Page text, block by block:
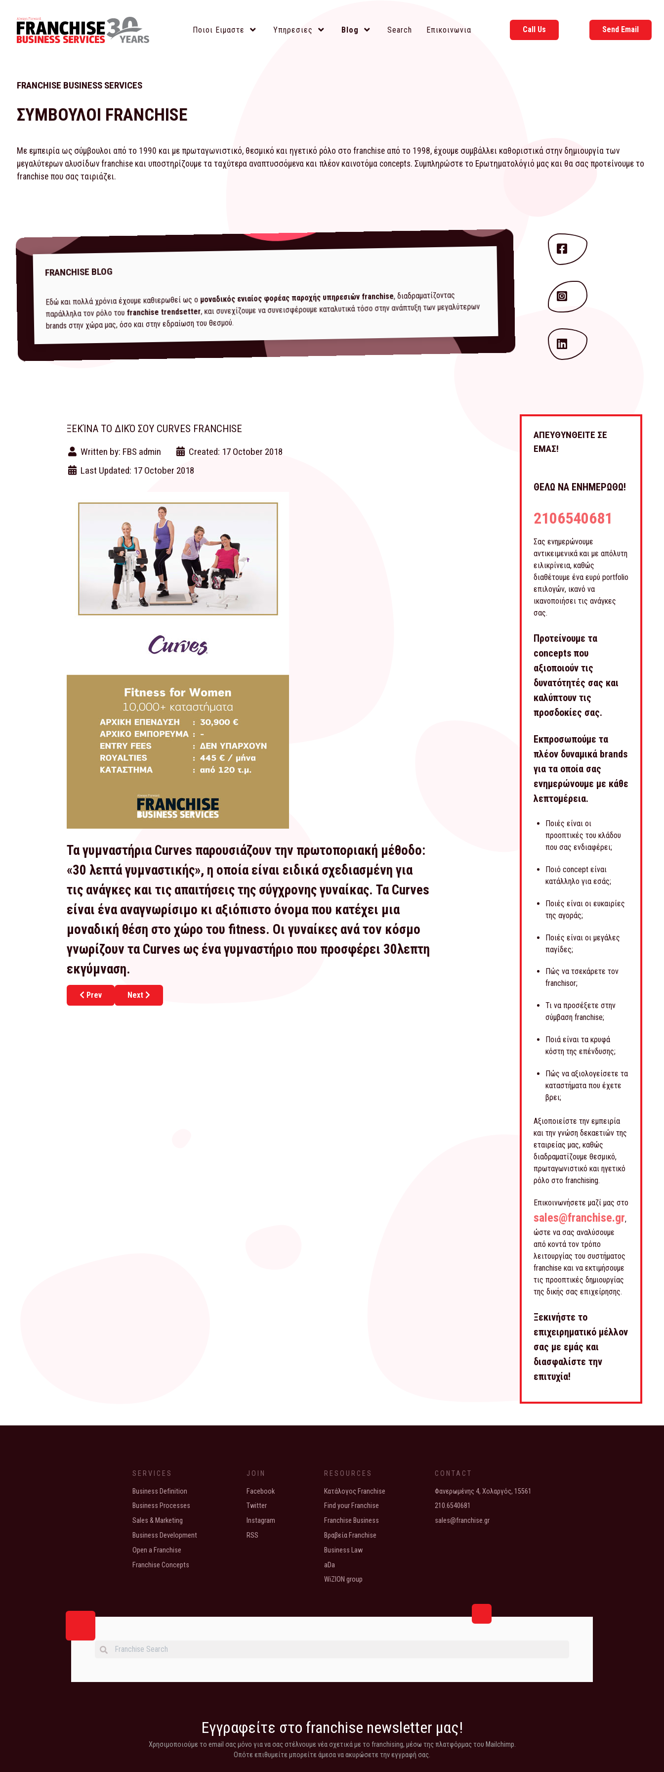
Ποιοι Ειμαστε Υπηρεσιες Blog Search Επικοινωνια Call Us Send Email
FRANCHISE BUSINESS SERVICES
ΣΥΜΒΟΥΛΟΙ FRANCHISE
Με εμπειρία ως σύμβουλοι από το 1990 και με πρωταγωνιστικό, θεσμικό και ηγετικό ρόλο στο franchise από το 1998, έχουμε συμβάλλει καθοριστικά στην δημιουργία των
μεγαλύτερων αλυσίδων franchise και υποστηρίζουμε τα ταχύτερα αναπτυσσόμενα και πλέον καινοτόμα concepts. Συμπληρώστε το Ερωτηματολόγιό μας και θα σας προτείνουμε το
franchise που σας ταιριάζει.
FRANCHISE BLOG
Εδώ και πολλά χρόνια έχουμε καθιερωθεί ως ο μοναδικός ενιαίος φορέας παροχής υπηρεσιών franchise, διαδραματίζοντας
παράλληλα τον ρόλο του franchise trendsetter, και συνεχίζουμε να συνεισφέρουμε καταλυτικά τόσο στην ανάπτυξη των μεγαλύτερων
brands στην χώρα μας, όσο και στην εδραίωση του θεσμού.
ΞΕΚΊΝΑ ΤΟ ΔΙΚΌ ΣΟΥ CURVES FRANCHISE
Written by: FBS admin
Created: 17 October 2018
Last Updated: 17 October 2018
Τα γυμναστήρια Curves παρουσιάζουν την πρωτοποριακή μέθοδο:
«30 λεπτά γυμναστικής», η οποία είναι ειδικά σχεδιασμένη για
τις ανάγκες και τις απαιτήσεις της σύγχρονης γυναίκας. Τα Curves
είναι ένα αναγνωρίσιμο κι αξιόπιστο όνομα που κατέχει μια
μοναδική θέση στο χώρο του fitness. Οι γυναίκες ανά τον κόσμο
γνωρίζουν τα Curves ως ένα γυμναστήριο που προσφέρει 30λεπτη
εκγύμναση.
Previous article: Ξεκίνα το δικό σου BUBBLETALE franchise
Prev Next article: Ξεκίνα το δικό σου Tonis Playz
Next
ΑΠΕΥΘΥΝΘΕΙΤΕ ΣΕ
ΕΜΑΣ!
ΘΕΛΩ ΝΑ ΕΝΗΜΕΡΩΘΩ!
2106540681
Σας ενημερώνουμε
αντικειμενικά και με απόλυτη
ειλικρίνεια, καθώς
διαθέτουμε ένα ευρύ portfolio
επιλογών, ικανό να
ικανοποιήσει τις ανάγκες
σας.
Προτείνουμε τα
concepts που
αξιοποιούν τις
δυνατότητές σας και
καλύπτουν τις
προσδοκίες σας.
Εκπροσωπούμε τα
πλέον δυναμικά brands
για τα οποία σας
ενημερώνουμε με κάθε
λεπτομέρεια.
Ποιές είναι οι
προοπτικές του κλάδου
που σας ενδιαφέρει;
Ποιό concept είναι
κατάλληλο για εσάς;
Ποιές είναι οι ευκαιρίες
της αγοράς;
Ποιές είναι οι μεγάλες
παγίδες;
Πώς να τσεκάρετε τον
franchisor;
Τι να προσέξετε στην
σύμβαση franchise;
Ποιά είναι τα κρυφά
κόστη της επένδυσης;
Πώς να αξιολογείσετε τα
καταστήματα που έχετε
βρει;
Αξιοποιείστε την εμπειρία
και την γνώση δεκαετιών της
εταιρείας μας, καθώς
διαδραματίζουμε θεσμικό,
πρωταγωνιστικό και ηγετικό
ρόλο στο franchising.
Επικοινωνήσετε μαζί μας στο
sales@franchise.gr,
ώστε να σας αναλύσουμε
από κοντά τον τρόπο
λειτουργίας του συστήματος
franchise και να εκτιμήσουμε
τις προοπτικές δημιουργίας
της δικής σας επιχείρησης.
Ξεκινήστε το
επιχειρηματικό μέλλον
σας με εμάς και
διασφαλίστε την
επιτυχία!
SERVICES
Business Definition
Business Processes
Sales & Marketing
Business Development
Open a Franchise
Franchise Concepts
JOIN
Facebook
Twitter
Instagram
RSS
RESOURCES
Κατάλογος Franchise
Find your Franchise
Franchise Business
Βραβεία Franchise
Business Law
aDa
WiZION group
CONTACT
Φανερωμένης 4, Χολαργός, 15561
210.6540681
sales@franchise.gr
Εγγραφείτε στο franchise newsletter μας!
Χρησιμοποιούμε το email σας μόνο για να σας στέλνουμε νέα σχετικά με το franchising, μέσω της πλατφόρμας του Mailchimp.
Οπότε επιθυμείτε μπορείτε άμεσα να ακυρώσετε την εγγραφή σας.